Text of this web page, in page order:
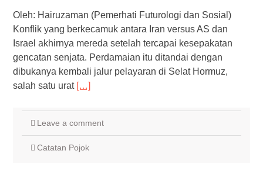
Oleh: Hairuzaman (Pemerhati Futurologi dan Sosial)
Konflik yang berkecamuk antara Iran versus AS dan
Israel akhirnya mereda setelah tercapai kesepakatan
gencatan senjata. Perdamaian itu ditandai dengan
dibukanya kembali jalur pelayaran di Selat Hormuz,
salah satu urat […]
Leave a comment
Catatan Pojok